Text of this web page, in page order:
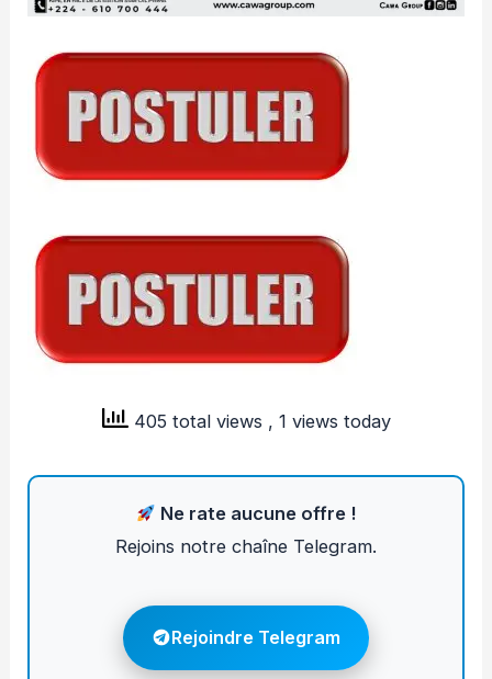
405 total views , 1 views today
Ne rate aucune offre !
Rejoins notre chaîne Telegram.
Rejoindre Telegram